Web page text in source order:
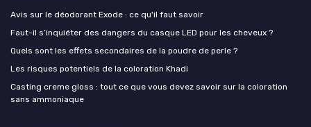
Avis sur le déodorant Exode : ce qu'il faut savoir
Faut-il s’inquiéter des dangers du casque LED pour les cheveux ?
Quels sont les effets secondaires de la poudre de perle ?
Les risques potentiels de la coloration Khadi
Casting creme gloss : tout ce que vous devez savoir sur la coloration
sans ammoniaque